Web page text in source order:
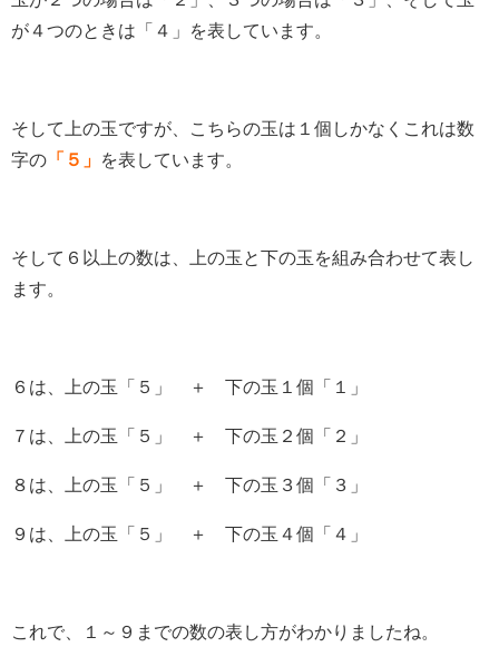
が４つのときは「４」を表しています。
そして上の玉ですが、こちらの玉は１個しかなくこれは数
字の 「５」 を表しています。
そして６以上の数は、上の玉と下の玉を組み合わせて表し
ます。
６は、上の玉「５」 ＋ 下の玉１個「１」
７は、上の玉「５」 ＋ 下の玉２個「２」
８は、上の玉「５」 ＋ 下の玉３個「３」
９は、上の玉「５」 ＋ 下の玉４個「４」
これで、１～９までの数の表し方がわかりましたね。